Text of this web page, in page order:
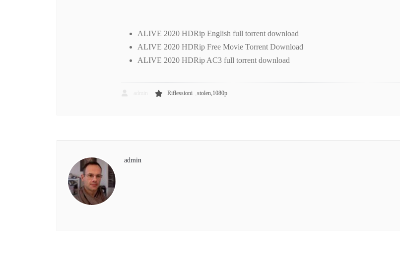
ALIVE 2020 HDRip English full torrent download
ALIVE 2020 HDRip Free Movie Torrent Download
ALIVE 2020 HDRip AC3 full torrent download
Riflessioni ,stolen,1080p
admin